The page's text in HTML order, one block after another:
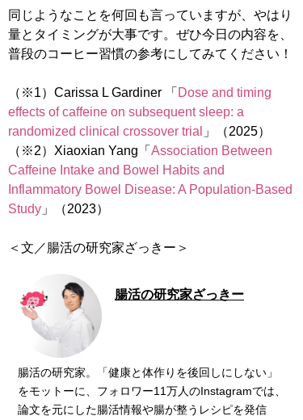
同じようなことを何回も言っていますが、やはり
量とタイミングが大事です。ぜひ今日の内容を、
普段のコーヒー習慣の参考にしてみてください！
（※1）Carissa L Gardiner 「 Dose and timing
effects of caffeine on subsequent sleep: a
randomized clinical crossover trial 」（2025）
（※2）Xiaoxian Yang「 Association Between
Caffeine Intake and Bowel Habits and
Inflammatory Bowel Disease: A Population-Based
Study 」（2023）
＜文／腸活の研究家ざっきー＞
腸活の研究家ざっきー
腸活の研究家。「健康と体作りを後回しにしない」
をモットーに、フォロワー11万人のInstagramでは、
論文を元にした腸活情報や腸が整うレシピを発信